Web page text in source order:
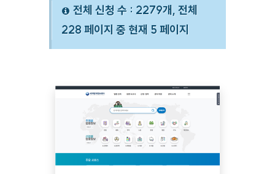
전체 신청 수 : 2279개, 전체
228 페이지 중 현재 5 페이지